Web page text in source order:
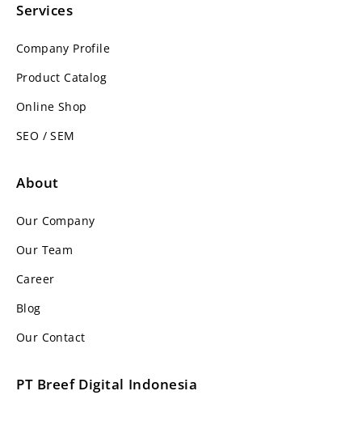
Services
Company Profile
Product Catalog
Online Shop
SEO / SEM
About
Our Company
Our Team
Career
Blog
Our Contact
PT Breef Digital Indonesia